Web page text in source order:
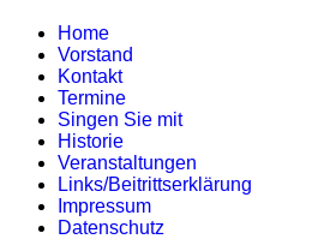
Home
Vorstand
Kontakt
Termine
Singen Sie mit
Historie
Veranstaltungen
Links/Beitrittserklärung
Impressum
Datenschutz